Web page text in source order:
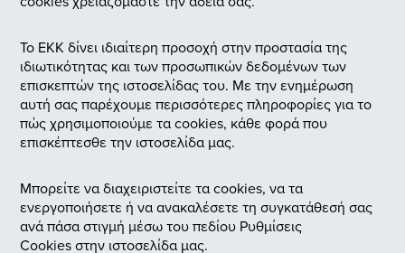
Το ΕΚΚ δίνει ιδιαίτερη προσοχή στην προστασία της
ιδιωτικότητας και των προσωπικών δεδομένων των
επισκεπτών της ιστοσελίδας του. Με την ενημέρωση
αυτή σας παρέχουμε περισσότερες πληροφορίες για το
πώς χρησιμοποιούμε τα cookies, κάθε φορά που
επισκέπτεσθε την ιστοσελίδα μας.
Μπορείτε να διαχειριστείτε τα cookies, να τα
ενεργοποιήσετε ή να ανακαλέσετε τη συγκατάθεσή σας
ανά πάσα στιγμή μέσω του πεδίου Ρυθμίσεις
Cookies στην ιστοσελίδα μας.